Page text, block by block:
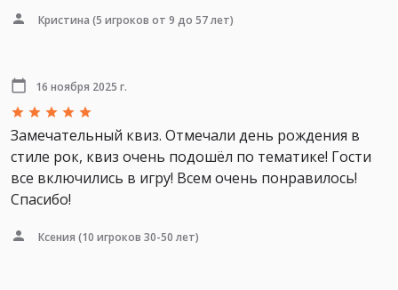
Кристина (5 игроков от 9 до 57 лет)
16 ноября 2025 г.
Замечательный квиз. Отмечали день рождения в
стиле рок, квиз очень подошёл по тематике! Гости
все включились в игру! Всем очень понравилось!
Спасибо!
Ксения (10 игроков 30-50 лет)